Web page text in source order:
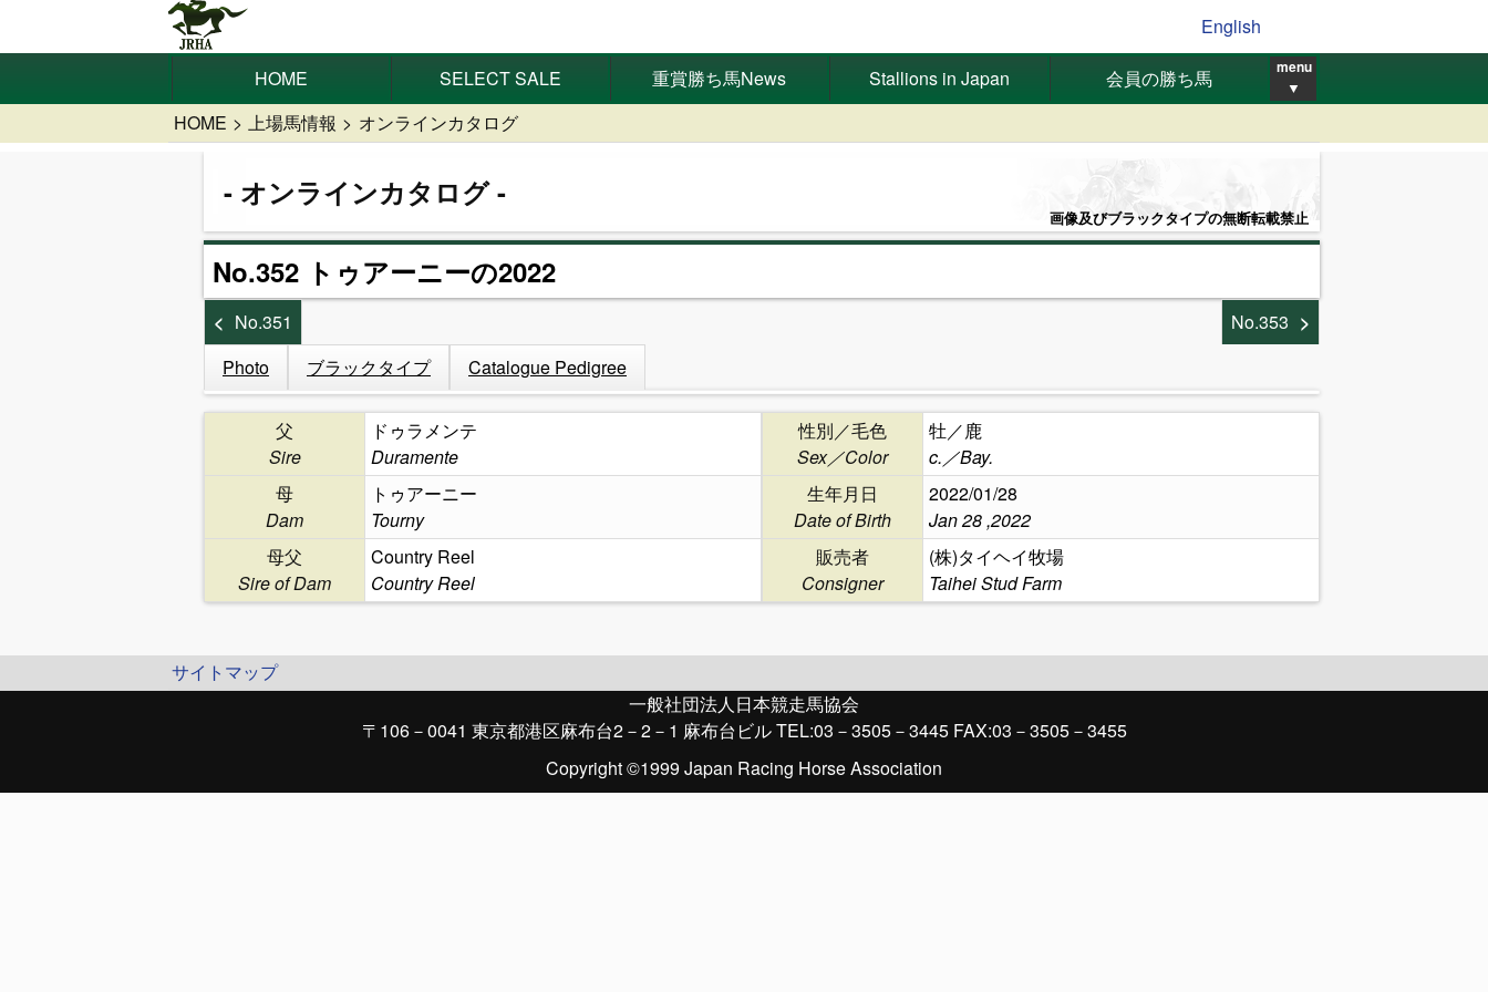
English
HOME SELECT SALE 重賞勝ち馬News Stallions in Japan 会員の勝ち馬 menu
▼
HOME 上場馬情報 オンラインカタログ
オンラインカタログ
画像及びブラックタイプの無断転載禁止
No.352 トゥアーニーの2022
No.351
No.353
Photo
ブラックタイプ Catalogue Pedigree
父
Sire
ドゥラメンテ
Duramente
母
Dam
トゥアーニー
Tourny
母父
Sire of Dam
Country Reel
Country Reel
性別／毛色
Sex／Color
牡／鹿
c.／Bay.
生年月日
Date of Birth
2022/01/28
Jan 28 ,2022
販売者
Consigner
(株)タイヘイ牧場
Taihei Stud Farm
サイトマップ
一般社団法人日本競走馬協会
〒106－0041 東京都港区麻布台2－2－1 麻布台ビル TEL:03－3505－3445 FAX:03－3505－3455
Copyright ©1999 Japan Racing Horse Association